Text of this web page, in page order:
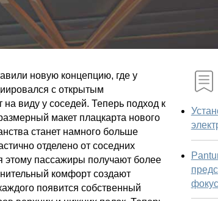
новую концепцию, где у
с открытым
виду у соседей. Теперь подход к
макет плацкарта нового
станет намного больше
отделено от соседних
пассажиры получают более
комфорт создают
появится собственный